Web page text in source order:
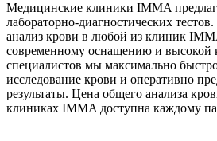
Медицинские клиники IMMA
лабораторно-диагностических
анализ крови в любой из клиник
современному оснащению и высокой
специалистов мы максимально
исследование крови и оперативно
результаты. Цена общего анализа
клиниках IMMA доступна каждому